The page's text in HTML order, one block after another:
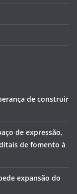
de construir
de expressão,
de fomento à
expansão do